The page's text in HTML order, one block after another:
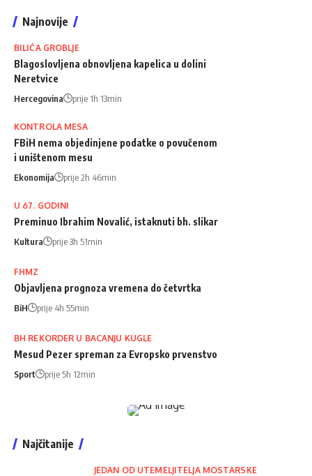
Najnovije
BILIĆA GROBLJE
Blagoslovljena obnovljena kapelica u dolini
Neretvice
Hercegovina prije 1h 13min
KONTROLA MESA
FBiH nema objedinjene podatke o povučenom
i uništenom mesu
Ekonomija prije 2h 46min
U 67. GODINI
Preminuo Ibrahim Novalić, istaknuti bh. slikar
Kultura prije 3h 51min
FHMZ
Objavljena prognoza vremena do četvrtka
BiH prije 4h 55min
BH REKORDER U BACANJU KUGLE
Mesud Pezer spreman za Evropsko prvenstvo
Sport prije 5h 12min
Najčitanije
JEDAN OD UTEMELJITELJA MOSTARSKE